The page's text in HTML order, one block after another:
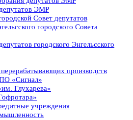
ЭМР
Совет депутатов
городского Совета
городского Энгельсского
производств
«Сигнал»
Глухарева»
учреждения